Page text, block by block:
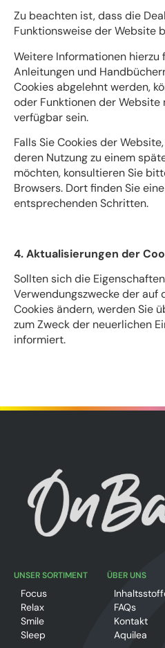
Zu beachten ist, dass die
Funktionsweise der Website
Weitere Informationen hierzu
Anleitungen und
Cookies abgelehnt werden,
oder Funktionen der
verfügbar sein.
Falls Sie Cookies der
deren Nutzung zu einem
möchten, konsultieren Sie
Browsers. Dort finden Sie
entsprechenden Schritten.
4. Aktualisierungen der
Sollten sich die
Verwendungszwecke der auf
Cookies ändern, werden Sie
zum Zweck der neuerlichen
informiert.
UNSER SORTIMENT
Focus
Relax
Smile
Sleep
ÜBER UNS
FAQs
Kontakt
Aquilea